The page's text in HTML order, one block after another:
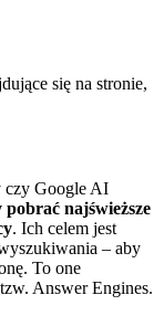
się na stronie,
czy Google AI
najświeższe
. Ich celem jest
– aby
To one
Answer Engines.